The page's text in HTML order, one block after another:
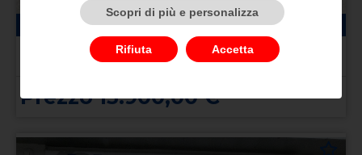
41200 km elettrica 12/2020
FIAT 500 (2020-->)
500e Berlina 42 kWh Icon
Prezzo 15.900,00 €
Scopri di più e personalizza
Rifiuta Accetta